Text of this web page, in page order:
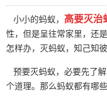
小小的蚂蚁， 高要灭治
性，但是呈往常家里，还
怎样办，灭蚂蚁，知己知
预要灭蚂蚁，必要先了
个道理。那么蚂蚁都有哪